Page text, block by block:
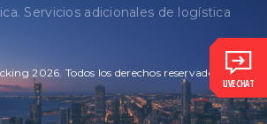
LIVE CHAT
Servicios adicionales de logística
2026. Todos los derechos reservados.